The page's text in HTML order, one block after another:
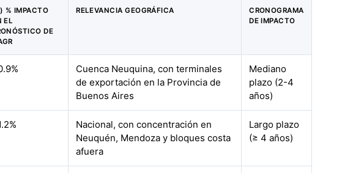
% IMPACTO
EL
DE
RELEVANCIA GEOGRÁFICA
CRONOGRAMA
DE IMPACTO
Cuenca Neuquina, con terminales
de exportación en la Provincia de
Buenos Aires
Mediano
plazo (2-4
años)
Nacional, con concentración en
Neuquén, Mendoza y bloques costa
afuera
Largo plazo
(≥ 4 años)